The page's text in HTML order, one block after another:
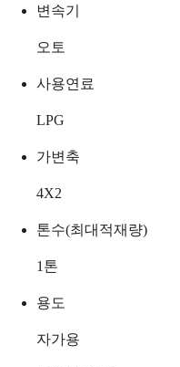
변속기
오토
사용연료
LPG
가변축
4X2
톤수(최대적재량)
1 톤
용도
자가용